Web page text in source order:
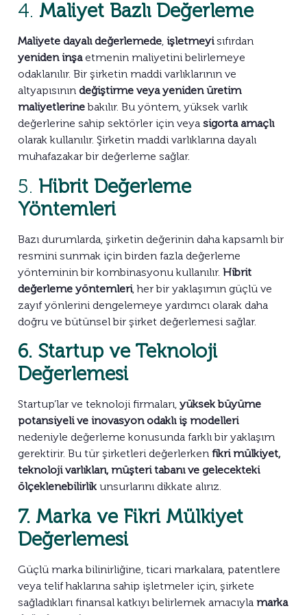
4. Maliyet Bazlı Değerleme
Maliyete dayalı değerlemede, işletmeyisıfırdan
yeniden inşaetmenin maliyetini belirlemeye
odaklanılır. Bir şirketin maddi varlıklarının ve
altyapısının değiştirme veya yeniden üretim
maliyetlerinebakılır. Bu yöntem, yüksek varlık
değerlerine sahip sektörler için veya sigorta amaçlı
olarak kullanılır. Şirketin maddi varlıklarına dayalı
muhafazakar bir değerleme sağlar.
5. Hibrit Değerleme
Yöntemleri
Bazı durumlarda, şirketin değerinin daha kapsamlı bir
resmini sunmak için birden fazla değerleme
yönteminin bir kombinasyonu kullanılır. Hibrit
değerleme yöntemleri, her bir yaklaşımın güçlü ve
zayıf yönlerini dengelemeye yardımcı olarak daha
doğru ve bütünsel bir şirket değerlemesi sağlar.
6. Startup ve Teknoloji
Değerlemesi
Startup’lar ve teknoloji firmaları, yüksek büyüme
potansiyeli ve inovasyon odaklı iş modelleri
nedeniyle değerleme konusunda farklı bir yaklaşım
gerektirir. Bu tür şirketleri değerlerken fikri mülkiyet,
teknoloji varlıkları, müşteri tabanı ve gelecekteki
ölçeklenebilirlik unsurlarını dikkate alırız.
7. Marka ve Fikri Mülkiyet
Değerlemesi
Güçlü marka bilinirliğine, ticari markalara, patentlere
veya telif haklarına sahip işletmeler için, şirkete
sağladıkları finansal katkıyı belirlemek amacıyla marka